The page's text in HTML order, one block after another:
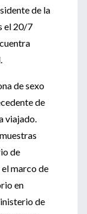
de la
el 20/7
de sexo
de
viajado.
de
marco de
en
de